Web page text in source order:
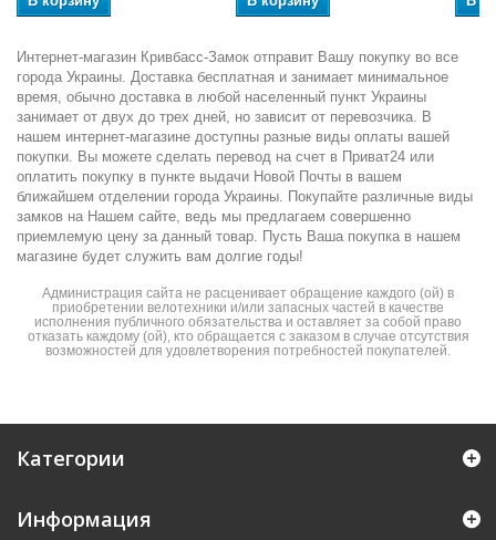
Интернет-магазин Кривбасс-Замок отправит Вашу покупку во все
города Украины. Доставка бесплатная и занимает минимальное
время, обычно доставка в любой населенный пункт Украины
занимает от двух до трех дней, но зависит от перевозчика. В
нашем интернет-магазине доступны разные виды оплаты вашей
покупки. Вы можете сделать перевод на счет в Приват24 или
оплатить покупку в пункте выдачи Новой Почты в вашем
ближайшем отделении города Украины. Покупайте различные виды
замков на Нашем сайте, ведь мы предлагаем совершенно
приемлемую цену за данный товар. Пусть Ваша покупка в нашем
магазине будет служить вам долгие годы!
Администрация сайта не расценивает обращение каждого (ой) в
приобретении велотехники и/или запасных частей в качестве
исполнения публичного обязательства и оставляет за собой право
отказать каждому (ой), кто обращается с заказом в случае отсутствия
возможностей для удовлетворения потребностей покупателей.
Категории
Информация